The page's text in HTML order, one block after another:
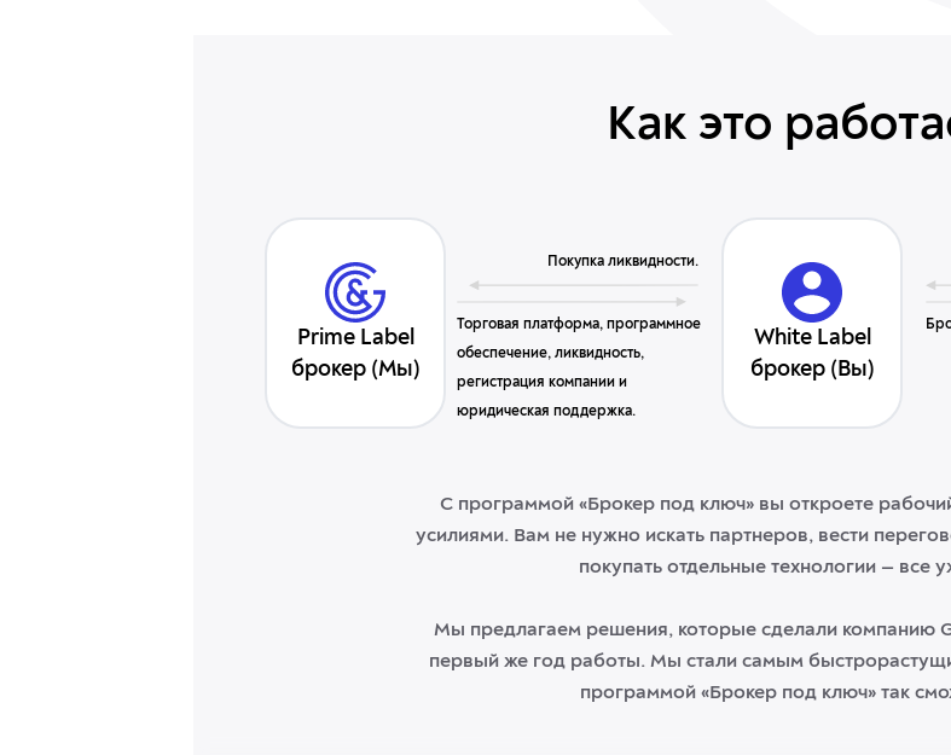
Как это
Prime Label
брокер (Мы)
Торговая платформа, программное
обеспечение, ликвидность,
регистрация компании и
юридическая поддержка.
Покупка ликвидности.
White Label
брокер (Вы)
С программой «Брокер под ключ» вы откроете
усилиями. Вам не нужно искать партнеров, вести
покупать отдельные технологии — все
Мы предлагаем решения, которые сделали компанию
первый же год работы. Мы стали самым
программой «Брокер под ключ» так